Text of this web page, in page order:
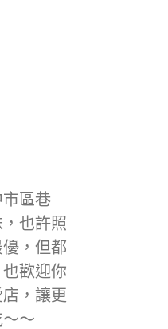
區巷
也許照
，但都
歡迎你
，讓更
～